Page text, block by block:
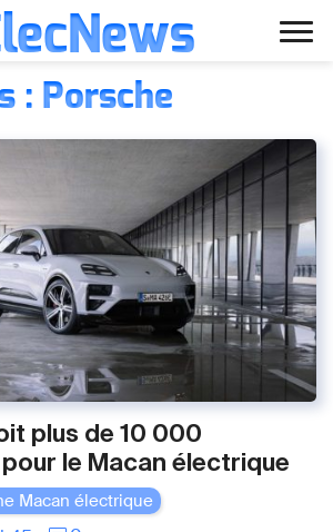
: Porsche
plus de 10 000
le Macan électrique
Macan électrique